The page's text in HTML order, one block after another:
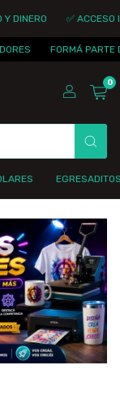
DINERO ✅ ACCESO
FORMÁ PARTE
0